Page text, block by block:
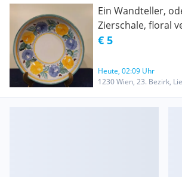
Ein Wandteller,
Zierschale, floral
Durchmesser
5,5 cm, es sind 3
vorhanden,
€ 5
Heute, 02:09 Uhr
1230 Wien, 23. Bezirk,